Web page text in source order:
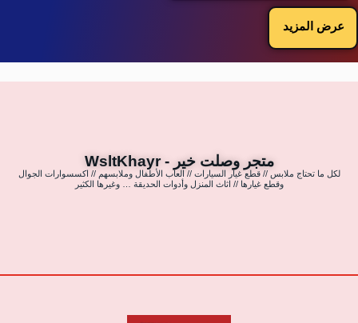
عرض المزيد
متجر وصلت خير - WsltKhayr
لكل ما تحتاج ملابس // قطع غيار السيارات // العاب الأطفال وملابسهم // اكسسوارات الجوال
وقطع غيارها // اثاث المنزل وأدوات الحديقة … وغيرها الكثير